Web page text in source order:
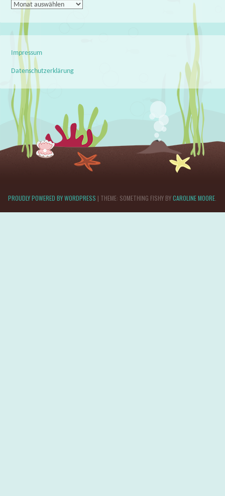
Archiv
Impressum
Datenschutzerklärung
PROUDLY POWERED BY WORDPRESS | THEME: SOMETHING FISHY BYCAROLINE MOORE